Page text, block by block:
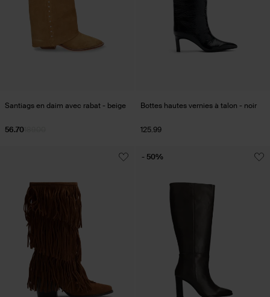
Santiags en daim avec rabat - beige
56.70
Bottes hautes vernies à talon - noir
125.99
- 50%